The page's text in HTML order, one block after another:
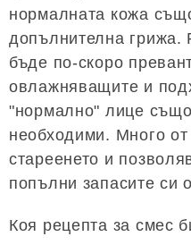
нормалната кожа
допълнителна грижа.
бъде по-скоро
овлажняващите и
"нормално" лице
необходими. Много от
стареенето и
попълни запасите си
Коя рецепта за смес